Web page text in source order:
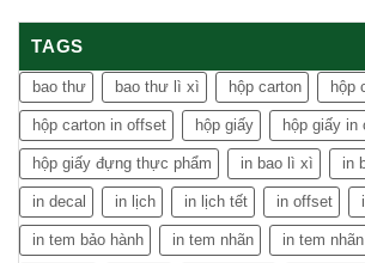
TAGS
bao thư bao thư lì xì hộp carton hộp
hộp carton in offset hộp giấy hộp giấy in
hộp giấy đựng thực phẩm in bao lì xì in
in decal in lịch in lịch tết in offset
in tem bảo hành in tem nhãn in tem